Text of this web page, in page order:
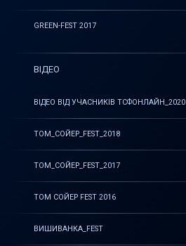
GREEN-FEST 2017
ВІДЕО
ВІДЕО ВІД УЧАСНИКІВ ТСФОНЛАЙН_2020
ТОМ_СОЙЕР_FEST_2018
ТОМ_СОЙЕР_FEST_2017
ТОМ СОЙЕР FEST 2016
ВИШИВАНКА_FEST